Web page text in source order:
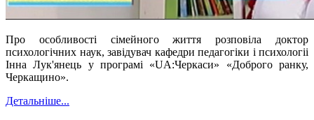
Про особливості сімейного життя розповіла доктор
психологічних наук, завідувач кафедри педагогіки і психологіі
Інна Лук'янець у програмі «UA:Черкаси» «Доброго ранку,
Черкащино».
Детальніше...